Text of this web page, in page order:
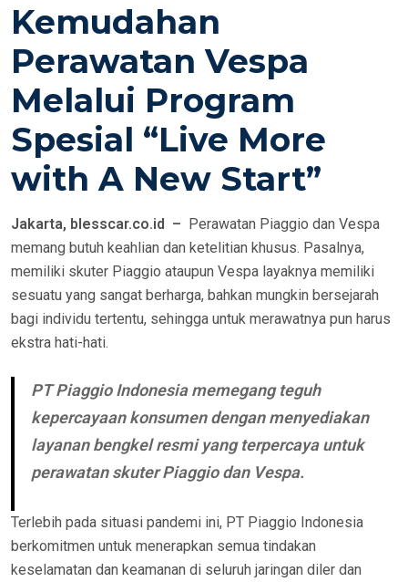
Kemudahan
Perawatan Vespa
Melalui Program
Spesial “Live More
with A New Start”
Jakarta, blesscar.co.id – Perawatan Piaggio dan Vespa
memang butuh keahlian dan ketelitian khusus. Pasalnya,
memiliki skuter Piaggio ataupun Vespa layaknya memiliki
sesuatu yang sangat berharga, bahkan mungkin bersejarah
bagi individu tertentu, sehingga untuk merawatnya pun harus
ekstra hati-hati.
PT Piaggio Indonesia memegang teguh
kepercayaan konsumen dengan menyediakan
layanan bengkel resmi yang terpercaya untuk
perawatan skuter Piaggio dan Vespa.
Terlebih pada situasi pandemi ini, PT Piaggio Indonesia
berkomitmen untuk menerapkan semua tindakan
keselamatan dan keamanan di seluruh jaringan diler dan